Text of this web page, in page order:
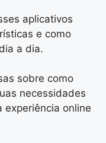
aplicativos
e como
a dia.
sobre como
necessidades
experiência online